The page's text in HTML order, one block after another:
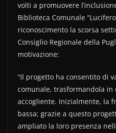
volti a promuovere
Biblioteca Comunale
riconoscimento la scorsa
Consiglio Regionale della
motivazione:
“Il progetto ha consentito di
comunale, trasformandola
accogliente. Inizialmente, la
bassa; grazie a questo
ampliato la loro presenza